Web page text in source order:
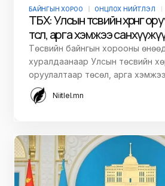
БАЙНГЫН ХОРОО ОНЦЛОХ НИЙТЛЭЛ
ТБХ: Улсын төсвийн хөрөнгө
төсөл, арга хэмжээ
Төсвийн байнгын хорооны
хуралдаанаар Улсын төсвийн
оруулалтаар төсөл, арга
Niitlel.mn